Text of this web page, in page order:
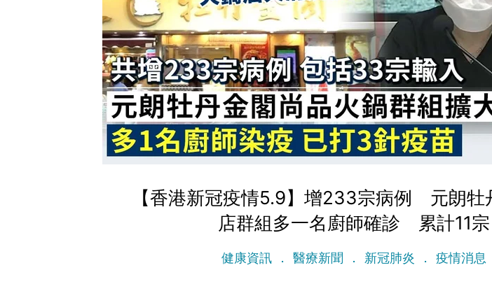
【香港新冠疫情5.9】增233宗病例 元朗牡
店群組多一名廚師確診 累計11宗
健康資訊 醫療新聞 新冠肺炎 疫情消息